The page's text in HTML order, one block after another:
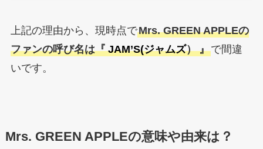
上記の理由から、現時点でMrs. GREEN APPLEの
ファンの呼び名は『 JAM’S(ジャムズ） 』で間違
いです。
Mrs. GREEN APPLEの意味や由来は？